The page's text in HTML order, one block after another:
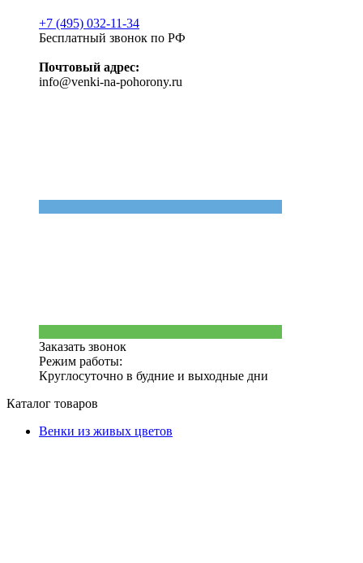
+7 (495) 032-11-34
Бесплатный звонок по РФ
Почтовый адрес:
info@venki-na-pohorony.ru
Заказать звонок
Режим работы:
Круглосуточно в будние и выходные дни
Каталог товаров
Венки из живых цветов